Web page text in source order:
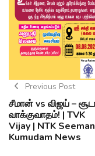
Previous Post
சீமான் vs விஜய் –
வாக்குவாதம்! | TVK
Vijay | NTK
Kumudam News